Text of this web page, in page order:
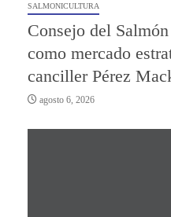
SALMONICULTURA
Consejo del
como mercado
canciller Pérez
agosto 6, 2026